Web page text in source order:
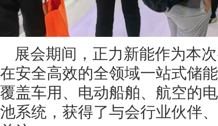
展会期间，正力新能作为本
在安全高效的全领域一站式储
覆盖车用、电动船舶、航空的
池系统，获得了与会行业伙伴